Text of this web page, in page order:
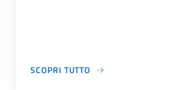
SCOPRI TUTTO